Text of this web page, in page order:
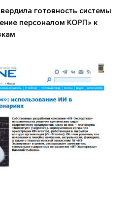
готовность системы
персоналом КОРП» к